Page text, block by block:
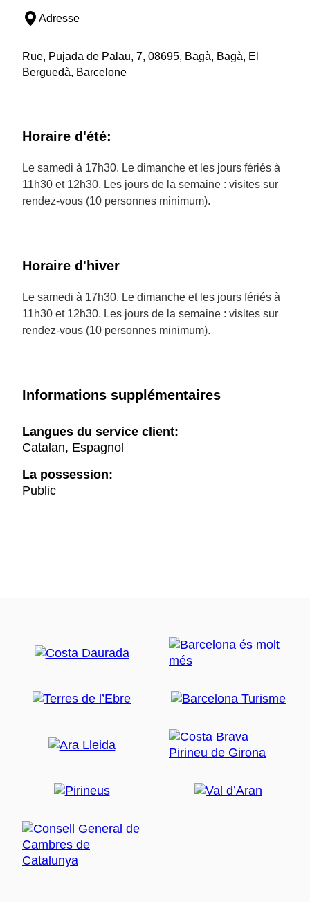
Adresse
Rue, Pujada de Palau, 7, 08695, Bagà, Bagà, El
Berguedà, Barcelone
Horaire d'été:
Le samedi à 17h30. Le dimanche et les jours fériés à
11h30 et 12h30. Les jours de la semaine : visites sur
rendez-vous (10 personnes minimum).
Horaire d'hiver
Le samedi à 17h30. Le dimanche et les jours fériés à
11h30 et 12h30. Les jours de la semaine : visites sur
rendez-vous (10 personnes minimum).
Informations supplémentaires
Langues du service client:
Catalan, Espagnol
La possession:
Public